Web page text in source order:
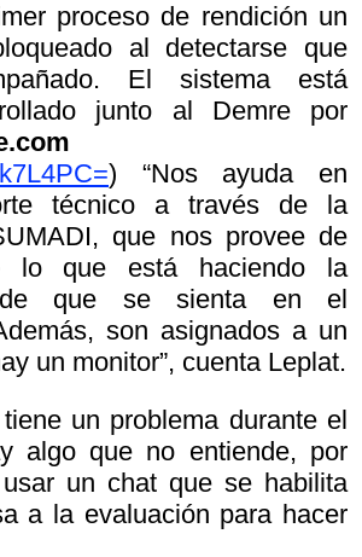
proceso de rendición un
al detectarse que
El sistema está
junto al Demre por
) “Nos ayuda en
técnico a través de la
que nos provee de
lo que está haciendo la
que se sienta en el
son asignados a un
un monitor”, cuenta Leplat.
un problema durante el
algo que no entiende, por
un chat que se habilita
a la evaluación para hacer